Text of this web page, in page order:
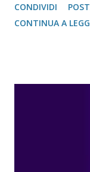
metodo usabile
questa scocciatura.
CONDIVIDI
CONTINUA A